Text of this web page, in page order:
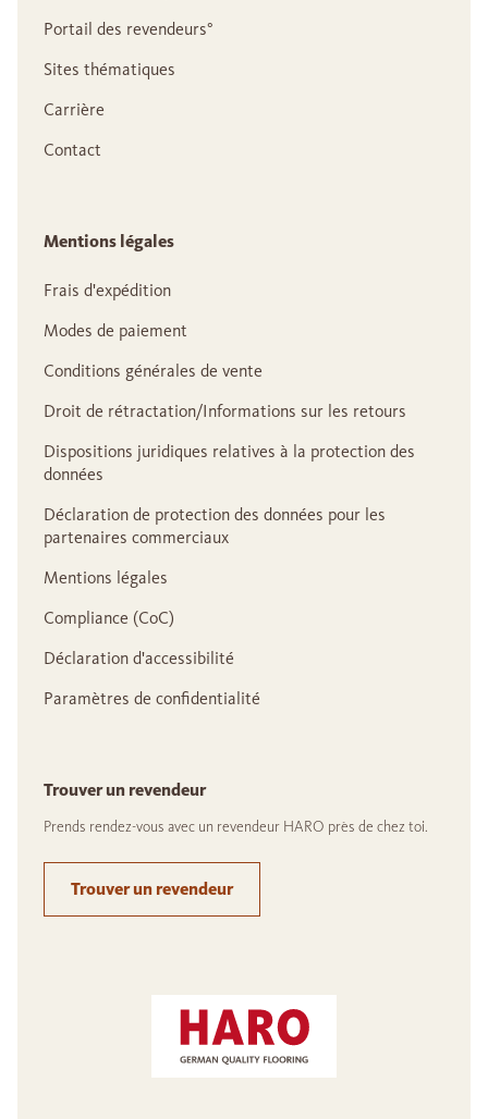
Portail des revendeurs°
Sites thématiques
Carrière
Contact
Mentions légales
Frais d'expédition
Modes de paiement
Conditions générales de vente
Droit de rétractation/Informations sur les retours
Dispositions juridiques relatives à la protection des
données
Déclaration de protection des données pour les
partenaires commerciaux
Mentions légales
Compliance (CoC)
Déclaration d'accessibilité
Paramètres de confidentialité
Trouver un revendeur
Prends rendez-vous avec un revendeur HARO près de chez toi.
Trouver un revendeur